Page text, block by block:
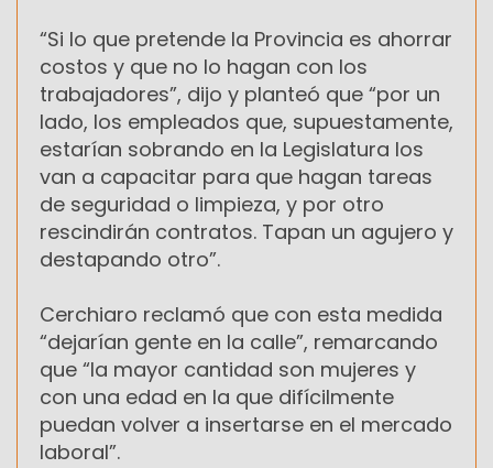
“Si lo que pretende la Provincia es ahorrar
costos y que no lo hagan con los
trabajadores”, dijo y planteó que “por un
lado, los empleados que, supuestamente,
estarían sobrando en la Legislatura los
van a capacitar para que hagan tareas
de seguridad o limpieza, y por otro
rescindirán contratos. Tapan un agujero y
destapando otro”.
Cerchiaro reclamó que con esta medida
“dejarían gente en la calle”, remarcando
que “la mayor cantidad son mujeres y
con una edad en la que difícilmente
puedan volver a insertarse en el mercado
laboral”.